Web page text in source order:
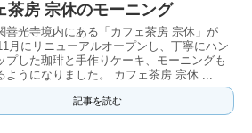
茶房 宗休のモーニング
善光寺境内にある「カフェ茶房 宗休」が
月にリニューアルオープンし、丁寧にハン
プした珈琲と手作りケーキ、モーニングも
ようになりました。 カフェ茶房 宗休 ...
記事を読む